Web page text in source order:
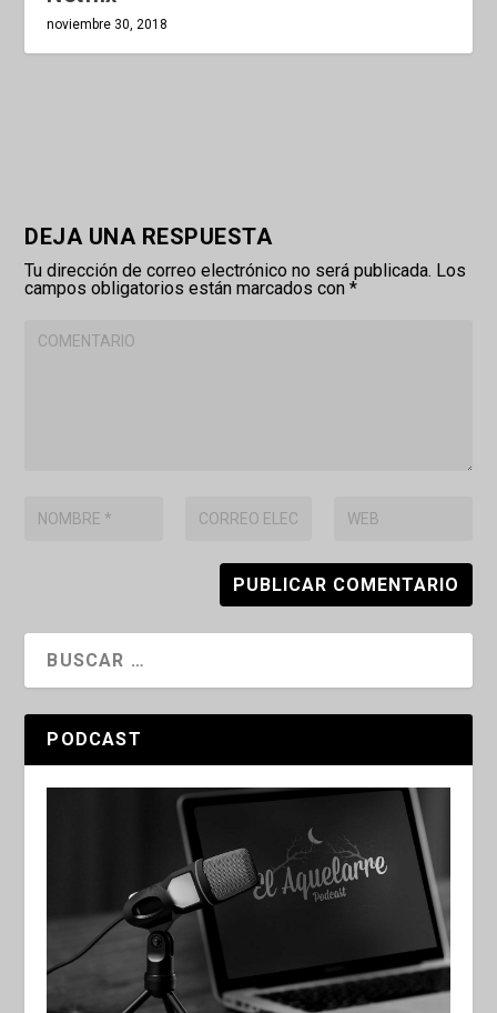
noviembre 30, 2018
DEJA UNA RESPUESTA
Tu dirección de correo electrónico no será publicada. Los
campos obligatorios están marcados con*
PODCAST